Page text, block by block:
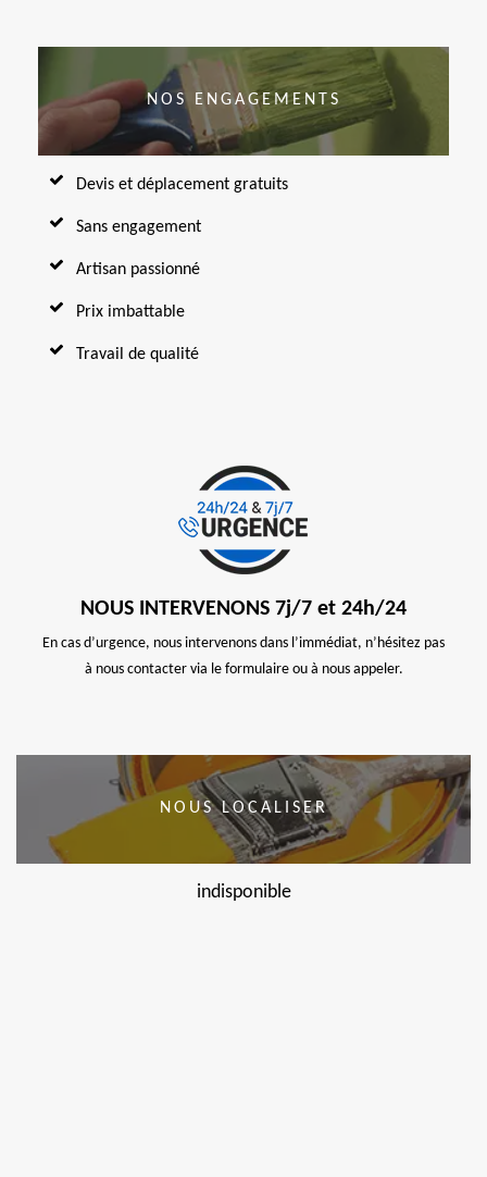
NOS ENGAGEMENTS
Devis et déplacement gratuits
Sans engagement
Artisan passionné
Prix imbattable
Travail de qualité
NOUS INTERVENONS 7j/7 et 24h/24
En cas d’urgence, nous intervenons dans l’immédiat, n’hésitez pas
à nous contacter via le formulaire ou à nous appeler.
NOUS LOCALISER
indisponible